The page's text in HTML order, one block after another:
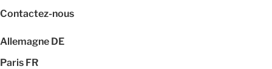
Contactez-nous
Allemagne DE
Paris FR